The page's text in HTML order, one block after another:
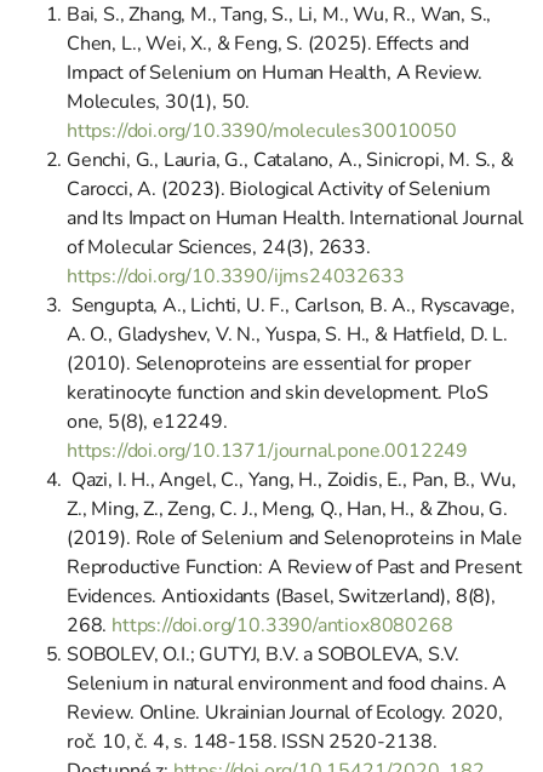
Bai, S., Zhang, M., Tang, S., Li, M., Wu, R., Wan, S.,
Chen, L., Wei, X., & Feng, S. (2025). Effects and
Impact of Selenium on Human Health, A Review.
Molecules, 30(1), 50.
https://doi.org/10.3390/molecules30010050
Genchi, G., Lauria, G., Catalano, A., Sinicropi, M. S., &
Carocci, A. (2023). Biological Activity of Selenium
and Its Impact on Human Health. International Journal
of Molecular Sciences, 24(3), 2633.
https://doi.org/10.3390/ijms24032633
Sengupta, A., Lichti, U. F., Carlson, B. A., Ryscavage,
A. O., Gladyshev, V. N., Yuspa, S. H., & Hatfield, D. L.
(2010). Selenoproteins are essential for proper
keratinocyte function and skin development. PloS
one, 5(8), e12249.
https://doi.org/10.1371/journal.pone.0012249
Qazi, I. H., Angel, C., Yang, H., Zoidis, E., Pan, B., Wu,
Z., Ming, Z., Zeng, C. J., Meng, Q., Han, H., & Zhou, G.
(2019). Role of Selenium and Selenoproteins in Male
Reproductive Function: A Review of Past and Present
Evidences. Antioxidants (Basel, Switzerland), 8(8),
268. https://doi.org/10.3390/antiox8080268
SOBOLEV, O.I.; GUTYJ, B.V. a SOBOLEVA, S.V.
Selenium in natural environment and food chains. A
Review. Online. Ukrainian Journal of Ecology. 2020,
roč. 10, č. 4, s. 148-158. ISSN 2520-2138.